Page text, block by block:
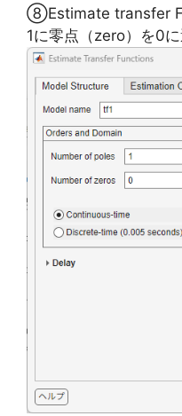
⑧Estimate transfer
1に零点（zero）を0